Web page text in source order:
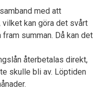
med att
kan göra det svårt
summan. Då kan det
återbetalas direkt,
skulle bli av. Löptiden